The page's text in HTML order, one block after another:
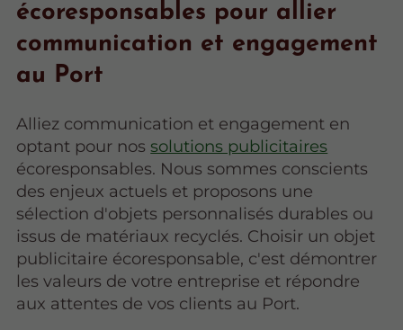
écoresponsables pour allier
communication et engagement
au Port
Alliez communication et engagement en
optant pour nossolutions publicitaires
écoresponsables. Nous sommes conscients
des enjeux actuels et proposons une
sélection d'objets personnalisés durables ou
issus de matériaux recyclés. Choisir un objet
publicitaire écoresponsable, c'est démontrer
les valeurs de votre entreprise et répondre
aux attentes de vos clients au Port.